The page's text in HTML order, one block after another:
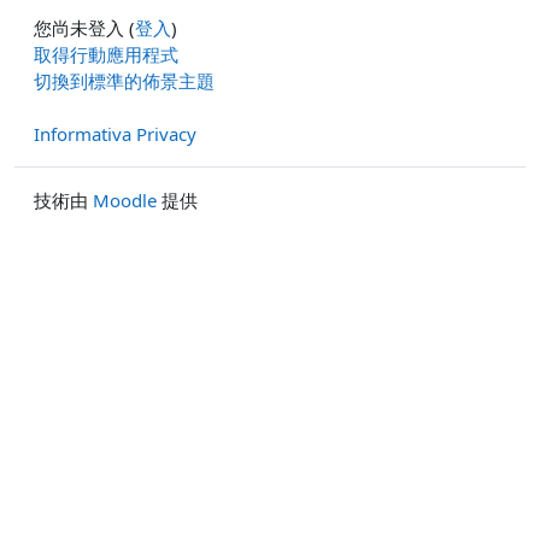
您尚未登入 (登入)
取得行動應用程式
切換到標準的佈景主題
Informativa Privacy
技術由 Moodle 提供